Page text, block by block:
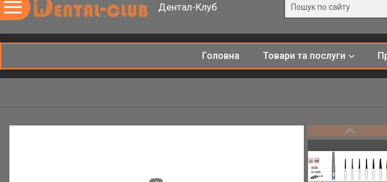
Дентал-Клуб
Головна Товари та послуги